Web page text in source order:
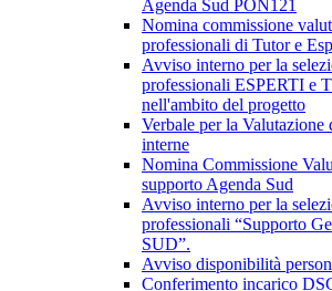
Agenda Sud PON121
Nomina commissione
professionali di Tutor e
Avviso interno per la
professionali ESPERTI e
nell'ambito del progetto
Verbale per la
interne
Nomina Commissione
supporto Agenda Sud
Avviso interno per la
professionali “Supporto
SUD”.
Avviso disponibilità
Conferimento incarico